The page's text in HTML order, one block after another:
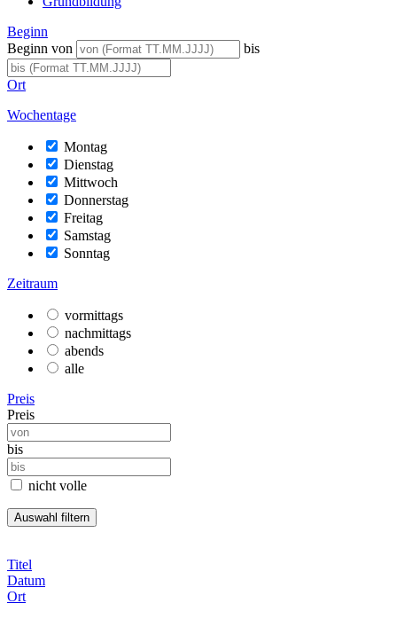
Beginn
Beginn von
bis
Ort
Wochentage
Montag
Dienstag
Mittwoch
Donnerstag
Freitag
Samstag
Sonntag
Zeitraum
vormittags
nachmittags
abends
alle
Preis
Preis
bis
nicht volle
Titel
Datum
Ort